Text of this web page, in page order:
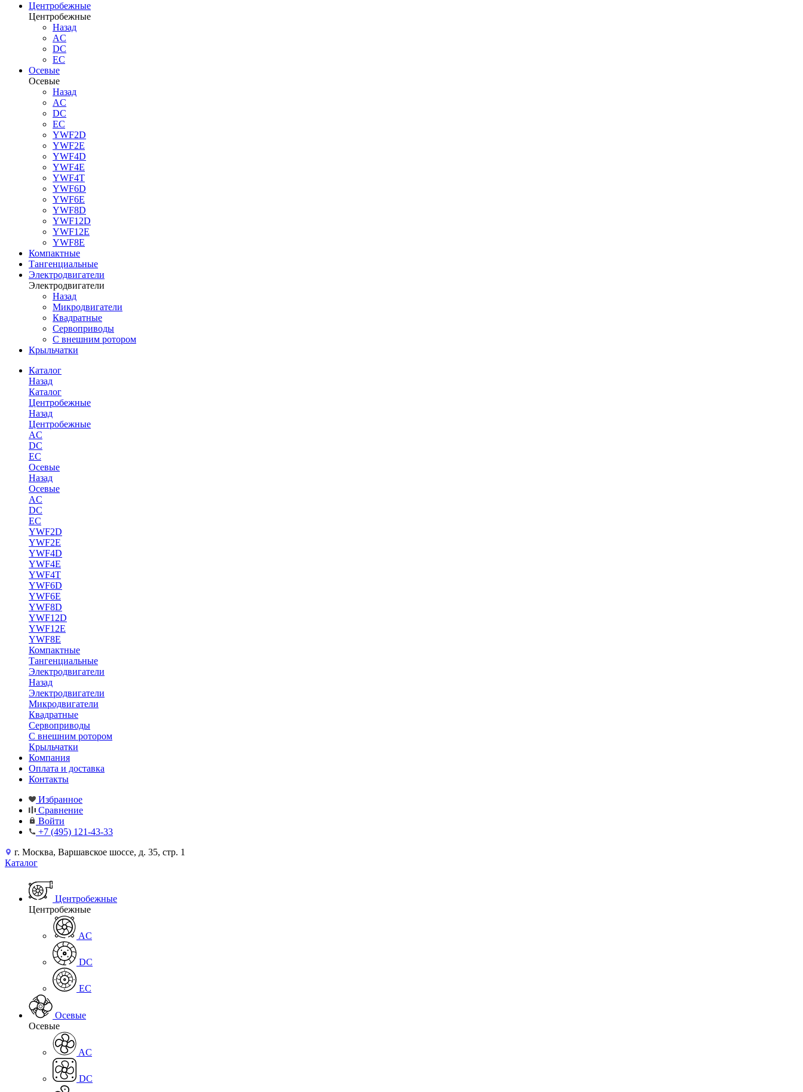
Центробежные
Центробежные
Назад
AC
DC
EC
Осевые
Осевые
Назад
AC
DC
EC
YWF2D
YWF2E
YWF4D
YWF4E
YWF4T
YWF6D
YWF6E
YWF8D
YWF12D
YWF12E
YWF8E
Компактные
Тангенциальные
Электродвигатели
Электродвигатели
Назад
Микродвигатели
Квадратные
Сервоприводы
С внешним ротором
Крыльчатки
Каталог
Назад
Каталог
Центробежные
Назад
Центробежные
AC
DC
EC
Осевые
Назад
Осевые
AC
DC
EC
YWF2D
YWF2E
YWF4D
YWF4E
YWF4T
YWF6D
YWF6E
YWF8D
YWF12D
YWF12E
YWF8E
Компактные
Тангенциальные
Электродвигатели
Назад
Электродвигатели
Микродвигатели
Квадратные
Сервоприводы
С внешним ротором
Крыльчатки
Компания
Оплата и доставка
Контакты
Избранное
Сравнение
Войти
+7 (495) 121-43-33
г. Москва, Варшавское шоссе, д. 35, стр. 1
Каталог
Центробежные
Центробежные
AC
DC
EC
Осевые
Осевые
AC
DC